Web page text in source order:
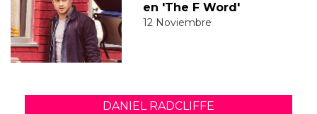
en 'The F Word'
12 Noviembre
DANIEL RADCLIFFE